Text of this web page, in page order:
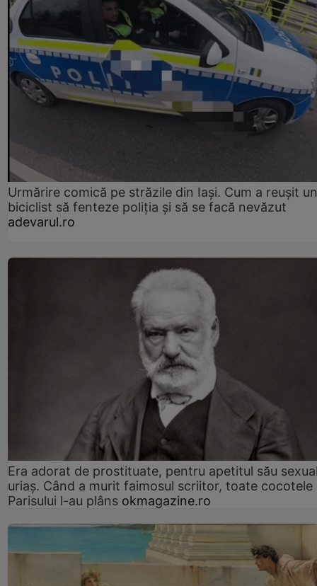
Urmărire comică pe străzile din Iași. Cum a reușit un
biciclist să fenteze poliția și să se facă nevăzut
adevarul.ro
Era adorat de prostituate, pentru apetitul său
uriaș. Când a murit faimosul scriitor, toate cocotele
Parisului l-au plâns okmagazine.ro